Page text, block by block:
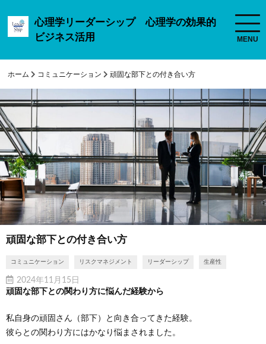
心理学リーダーシップ 心理学の効果的
ビジネス活用
ホーム コミュニケーション 頑固な部下との付き合い方
頑固な部下との付き合い方
コミュニケーション リスクマネジメント リーダーシップ 生産性
2024年11月15日
頑固な部下との関わり方に悩んだ経験から
私自身の頑固さん（部下）と向き合ってきた経験。
彼らとの関わり方にはかなり悩まされました。